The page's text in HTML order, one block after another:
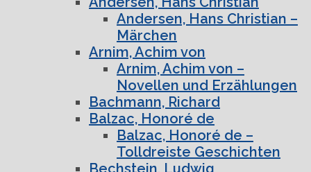
Andersen, Hans Christian –
Märchen
Arnim, Achim von
Arnim, Achim von –
Novellen und Erzählungen
Bachmann, Richard
Balzac, Honoré de
Balzac, Honoré de –
Tolldreiste Geschichten
Bechstein, Ludwig